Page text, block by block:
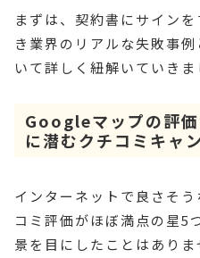
まずは、契約書にサイン
き業界のリアルな失敗事
いて詳しく紐解いていきま
Googleマップの評
に潜むクチコミキャ
インターネットで良さそ
コミ評価がほぼ満点の星5
景を目にしたことはあり